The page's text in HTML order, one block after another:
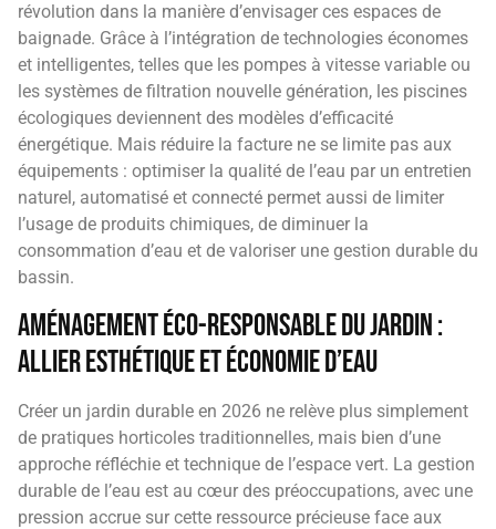
révolution dans la manière d’envisager ces espaces de
baignade. Grâce à l’intégration de technologies économes
et intelligentes, telles que les pompes à vitesse variable ou
les systèmes de filtration nouvelle génération, les piscines
écologiques deviennent des modèles d’efficacité
énergétique. Mais réduire la facture ne se limite pas aux
équipements : optimiser la qualité de l’eau par un entretien
naturel, automatisé et connecté permet aussi de limiter
l’usage de produits chimiques, de diminuer la
consommation d’eau et de valoriser une gestion durable du
bassin.
Aménagement éco-responsable du jardin :
allier esthétique et économie d’eau
Créer un jardin durable en 2026 ne relève plus simplement
de pratiques horticoles traditionnelles, mais bien d’une
approche réfléchie et technique de l’espace vert. La gestion
durable de l’eau est au cœur des préoccupations, avec une
pression accrue sur cette ressource précieuse face aux